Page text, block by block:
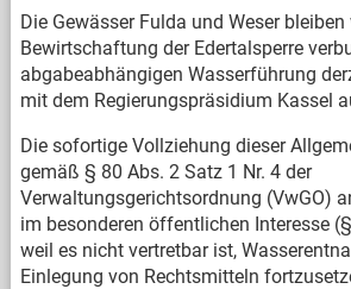
Die Gewässer Fulda und Weser
Bewirtschaftung der Edertalsperre
abgabeabhängigen Wasserführung
mit dem Regierungspräsidium Kassel
Die sofortige Vollziehung dieser
gemäß § 80 Abs. 2 Satz 1 Nr. 4 der
Verwaltungsgerichtsordnung (VwGO)
im besonderen öffentlichen Interesse
weil es nicht vertretbar ist,
Einlegung von Rechtsmitteln